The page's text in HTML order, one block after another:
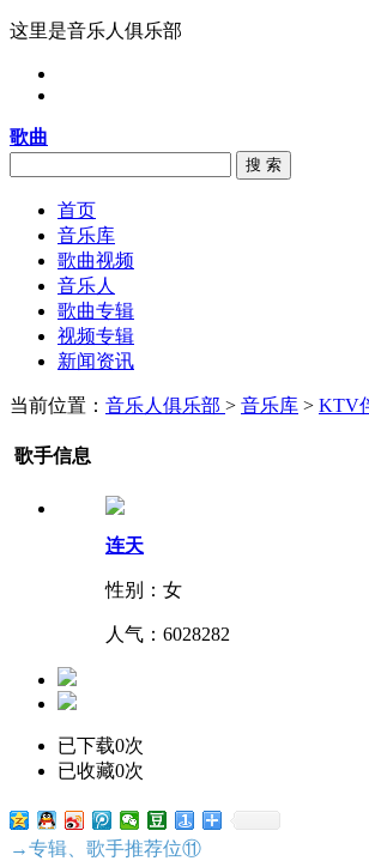
这里是音乐人俱乐部
歌曲
搜 索
首页
音乐库
歌曲视频
音乐人
歌曲专辑
视频专辑
新闻资讯
当前位置： 音乐人俱乐部 > 音乐库 > KTV
歌手信息
连天
性别：女
人气： 6028282
已下载0次
已收藏0次
→专辑、歌手推荐位⑪